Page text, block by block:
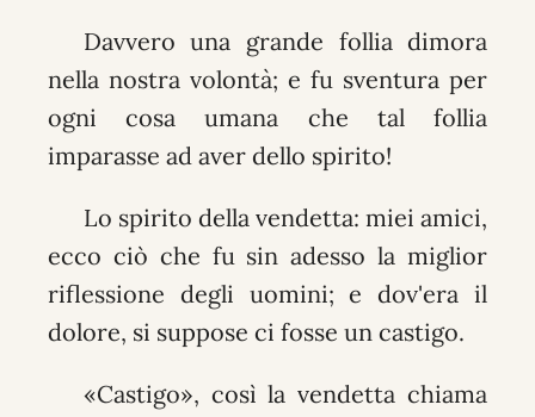
Davvero una grande follia dimora
nella nostra volontà; e fu sventura per
ogni cosa umana che tal follia
imparasse ad aver dello spirito!
Lo spirito della vendetta: miei amici,
ecco ciò che fu sin adesso la miglior
riflessione degli uomini; e dov'era il
dolore, si suppose ci fosse un castigo.
«Castigo», così la vendetta chiama